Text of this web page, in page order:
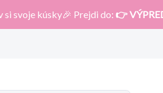
si svoje kúsky🎉 Prejdi do: 👉